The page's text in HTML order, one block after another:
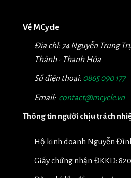
Về MCycle
Địa chỉ: 74 Nguyễn Trung
Thành - Thanh Hóa
Số điện thoại: 0865 090 177
Email: contact@mcycle.vn
Thông tin người chịu trách
Hộ kinh doanh Nguyễn
Giấy chứng nhận ĐKKD: